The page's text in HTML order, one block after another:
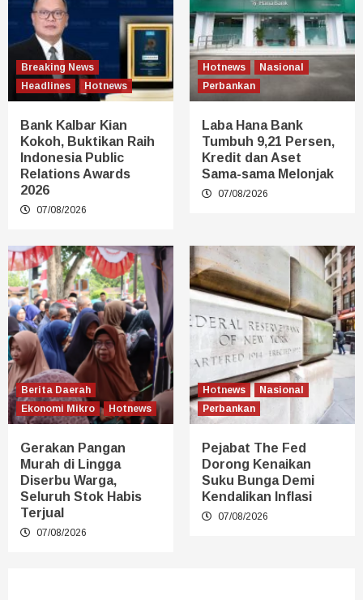
Breaking News
Headlines
Hotnews
Bank Kalbar Kian
Kokoh, Buktikan Raih
Indonesia Public
Relations Awards
2026
07/08/2026
Hotnews
Nasional
Perbankan
Laba Hana Bank
Tumbuh 9,21 Persen,
Kredit dan Aset
Sama-sama Melonjak
07/08/2026
Berita Daerah
Ekonomi Mikro
Hotnews
Gerakan Pangan
Murah di Lingga
Diserbu Warga,
Seluruh Stok Habis
Terjual
07/08/2026
Hotnews
Nasional
Perbankan
Pejabat The Fed
Dorong Kenaikan
Suku Bunga Demi
Kendalikan Inflasi
07/08/2026